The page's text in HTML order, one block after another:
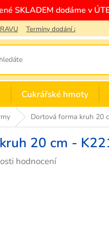
SKLADEM dodáme v
Termíny dodání zboží
Cukrářské hmoty
Dortová forma kruh 20
20 cm -
hodnocení